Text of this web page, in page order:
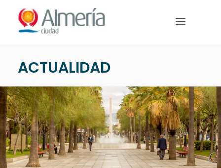
Nota:
este
sistema
de
accesibilidad.
QUÉ HACER
EVENTOS
NOTICIAS
ACTUALIDAD